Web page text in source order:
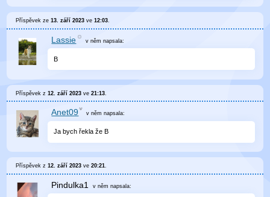
Příspěvek ze13. září 2023 ve12:03.
Lassie v němnapsala:
B
Příspěvek z12. září 2023 ve21:13
Anet09 v něm napsala:
Ja bych řekla že B
Příspěvek z12. září 2023 ve20:21
Pindulka1 v něm napsala: